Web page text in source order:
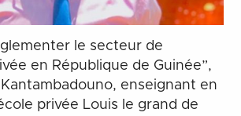
le secteur de
en République de Guinée”,
enseignant en
privée Louis le grand de